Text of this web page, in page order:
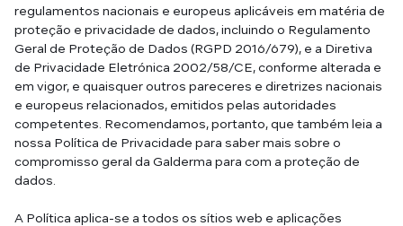
regulamentos nacionais e europeus aplicáveis em matéria de
proteção e privacidade de dados, incluindo o Regulamento
Geral de Proteção de Dados (RGPD 2016/679), e a Diretiva
de Privacidade Eletrónica 2002/58/CE, conforme alterada e
em vigor, e quaisquer outros pareceres e diretrizes nacionais
e europeus relacionados, emitidos pelas autoridades
competentes. Recomendamos, portanto, que também leia a
nossa Política de Privacidade para saber mais sobre o
compromisso geral da Galderma para com a proteção de
dados.
A Política aplica-se a todos os sítios web e aplicações